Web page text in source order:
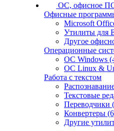
ОС, офисное
Офисные
Microsoft
Утилиты для
Другое
Операционные
ОС Windows
ОС Linux &
Работа с текстом
Текстовые
Переводчики
Конвертеры
Другие